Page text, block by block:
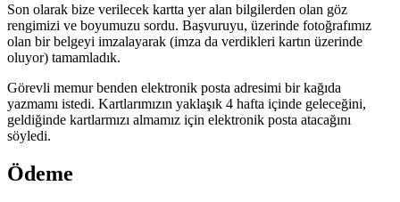
Son olarak bize verilecek kartta yer alan bilgilerden olan göz
rengimizi ve boyumuzu sordu. Başvuruyu, üzerinde fotoğrafımız
olan bir belgeyi imzalayarak (imza da verdikleri kartın üzerinde
oluyor) tamamladık.
Görevli memur benden elektronik posta adresimi bir kağıda
yazmamı istedi. Kartlarımızın yaklaşık 4 hafta içinde geleceğini,
geldiğinde kartlarmızı almamız için elektronik posta atacağını
söyledi.
Ödeme